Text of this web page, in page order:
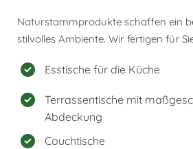
Naturstammprodukte schaffen ein
stilvolles Ambiente. Wir fertigen für
Esstische für die Küche
Terrassentische mit
Abdeckung
Couchtische